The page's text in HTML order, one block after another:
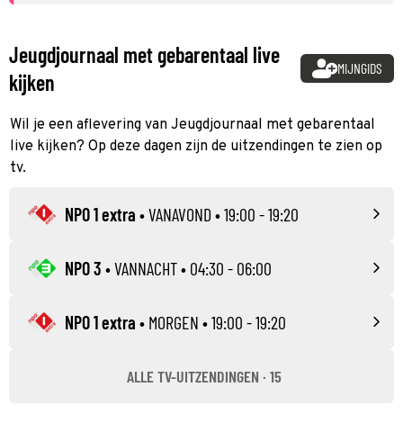
Jeugdjournaal met gebarentaal live
kijken
MIJNGIDS
Wil je een aflevering van Jeugdjournaal met gebarentaal
live kijken? Op deze dagen zijn de uitzendingen te zien op
tv.
NPO 1 extra •VANAVOND • 19:00 - 19:20
NPO 3 •VANNACHT• 04:30 - 06:00
NPO 1 extra • MORGEN • 19:00 - 19:20
ALLE TV-UITZENDINGEN · 15